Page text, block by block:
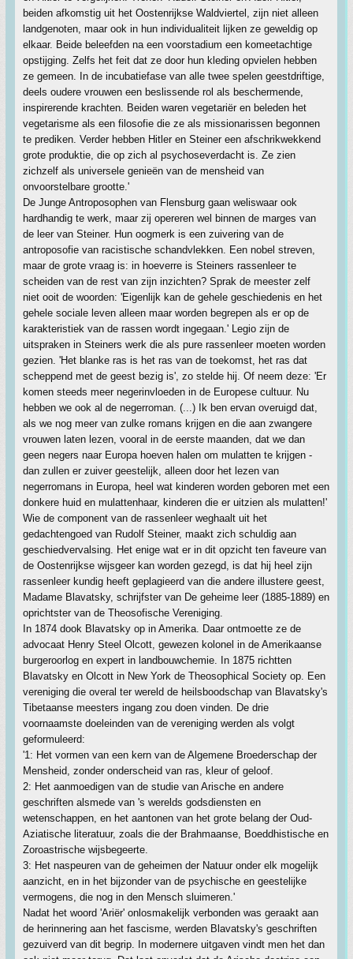
beiden afkomstig uit het Oostenrijkse Waldviertel, zijn niet alleen
landgenoten, maar ook in hun individualiteit lijken ze geweldig op
elkaar. Beide beleefden na een voorstadium een komeetachtige
opstijging. Zelfs het feit dat ze door hun kleding opvielen hebben
ze gemeen. In de incubatiefase van alle twee spelen geestdriftige,
deels oudere vrouwen een beslissende rol als beschermende,
inspirerende krachten. Beiden waren vegetariër en beleden het
vegetarisme als een filosofie die ze als missionarissen begonnen
te prediken. Verder hebben Hitler en Steiner een afschrikwekkend
grote produktie, die op zich al psychoseverdacht is. Ze zien
zichzelf als universele genieën van de mensheid van
onvoorstelbare grootte.'
De Junge Antroposophen van Flensburg gaan weliswaar ook
hardhandig te werk, maar zij opereren wel binnen de marges van
de leer van Steiner. Hun oogmerk is een zuivering van de
antroposofie van racistische schandvlekken. Een nobel streven,
maar de grote vraag is: in hoeverre is Steiners rassenleer te
scheiden van de rest van zijn inzichten? Sprak de meester zelf
niet ooit de woorden: 'Eigenlijk kan de gehele geschiedenis en het
gehele sociale leven alleen maar worden begrepen als er op de
karakteristiek van de rassen wordt ingegaan.' Legio zijn de
uitspraken in Steiners werk die als pure rassenleer moeten worden
gezien. 'Het blanke ras is het ras van de toekomst, het ras dat
scheppend met de geest bezig is', zo stelde hij. Of neem deze: 'Er
komen steeds meer negerinvloeden in de Europese cultuur. Nu
hebben we ook al de negerroman. (...) Ik ben ervan overuigd dat,
als we nog meer van zulke romans krijgen en die aan zwangere
vrouwen laten lezen, vooral in de eerste maanden, dat we dan
geen negers naar Europa hoeven halen om mulatten te krijgen -
dan zullen er zuiver geestelijk, alleen door het lezen van
negerromans in Europa, heel wat kinderen worden geboren met een
donkere huid en mulattenhaar, kinderen die er uitzien als mulatten!'
Wie de component van de rassenleer weghaalt uit het
gedachtengoed van Rudolf Steiner, maakt zich schuldig aan
geschiedvervalsing. Het enige wat er in dit opzicht ten faveure van
de Oostenrijkse wijsgeer kan worden gezegd, is dat hij heel zijn
rassenleer kundig heeft geplagieerd van die andere illustere geest,
Madame Blavatsky, schrijfster van De geheime leer (1885-1889) en
oprichtster van de Theosofische Vereniging.
In 1874 dook Blavatsky op in Amerika. Daar ontmoette ze de
advocaat Henry Steel Olcott, gewezen kolonel in de Amerikaanse
burgeroorlog en expert in landbouwchemie. In 1875 richtten
Blavatsky en Olcott in New York de Theosophical Society op. Een
vereniging die overal ter wereld de heilsboodschap van Blavatsky's
Tibetaanse meesters ingang zou doen vinden. De drie
voornaamste doeleinden van de vereniging werden als volgt
geformuleerd:
'1: Het vormen van een kern van de Algemene Broederschap der
Mensheid, zonder onderscheid van ras, kleur of geloof.
2: Het aanmoedigen van de studie van Arische en andere
geschriften alsmede van 's werelds godsdiensten en
wetenschappen, en het aantonen van het grote belang der Oud-
Aziatische literatuur, zoals die der Brahmaanse, Boeddhistische en
Zoroastrische wijsbegeerte.
3: Het naspeuren van de geheimen der Natuur onder elk mogelijk
aanzicht, en in het bijzonder van de psychische en geestelijke
vermogens, die nog in den Mensch sluimeren.'
Nadat het woord 'Ariër' onlosmakelijk verbonden was geraakt aan
de herinnering aan het fascisme, werden Blavatsky's geschriften
gezuiverd van dit begrip. In modernere uitgaven vindt men het dan